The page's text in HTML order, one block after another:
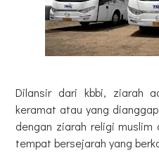
Dilansir dari kbbi, ziarah
keramat atau yang
dengan ziarah religi
tempat bersejarah yang